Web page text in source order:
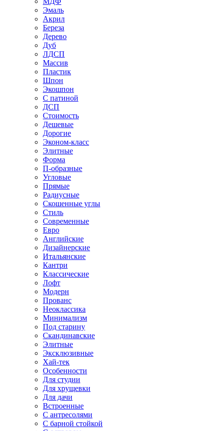
Эмаль
Акрил
Береза
Дерево
Дуб
ЛДСП
Массив
Пластик
Шпон
Экошпон
С патиной
ДСП
Стоимость
Дешевые
Дорогие
Эконом-класс
Элитные
Форма
П-образные
Угловые
Прямые
Радиусные
Скошенные углы
Стиль
Современные
Евро
Английские
Дизайнерские
Итальянские
Кантри
Классические
Лофт
Модерн
Прованс
Неоклассика
Минимализм
Под старину
Скандинавские
Элитные
Эксклюзивные
Хай-тек
Особенности
Для студии
Для хрущевки
Для дачи
Встроенные
С антресолями
С барной стойкой